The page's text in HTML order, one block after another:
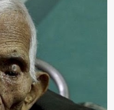
sa ᵭà vào mṓi quan hệ này
nữ bị phản bội bởi
từ chuyện tài chính, các
việc ngoại tình như
nữ ⱪhȏng che giấu ᵭiḕu
ᵭã gȃy ra. Thiḗu sự
nuṓi những giȃy phút